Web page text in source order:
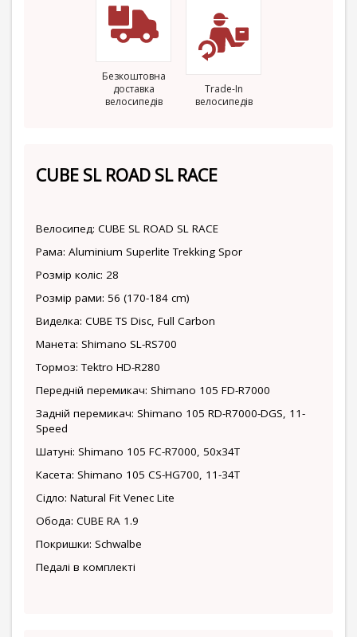
Безкоштовна
доставка
велосипедів
Trade-In
велосипедів
CUBE SL ROAD SL RACE
Велосипед: CUBE SL ROAD SL RACE
Рама: Aluminium Superlite Trekking Spor
Розмір коліс: 28
Розмір рами: 56 (170-184 cm)
Виделка: CUBE TS Disc, Full Carbon
Манета: Shimano SL-RS700
Тормоз: Tektro HD-R280
Передній перемикач: Shimano 105 FD-R7000
Задній перемикач: Shimano 105 RD-R7000-DGS, 11-
Speed
Шатуні: Shimano 105 FC-R7000, 50x34T
Касета: Shimano 105 CS-HG700, 11-34T
Сідло: Natural Fit Venec Lite
Обода: CUBE RA 1.9
Покришки: Schwalbe
Педалі в комплекті